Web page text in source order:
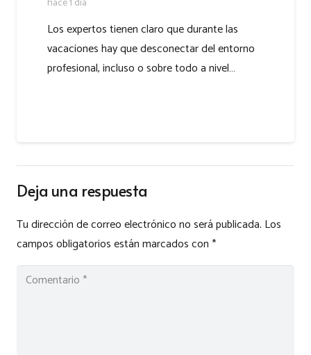
Los expertos tienen claro que durante las
vacaciones hay que desconectar del entorno
profesional, incluso o sobre todo a nivel…
Deja una respuesta
Tu dirección de correo electrónico no será publicada. Los
campos obligatorios están marcados con*